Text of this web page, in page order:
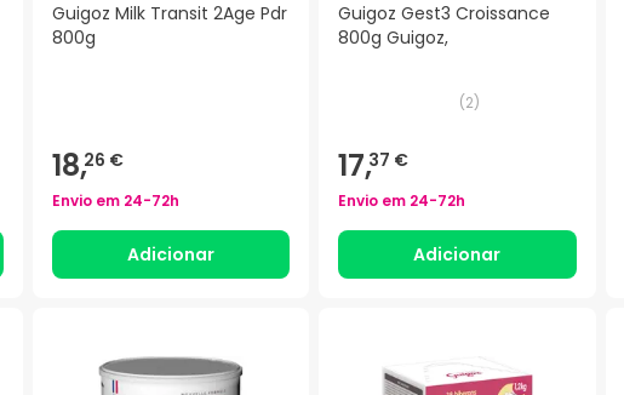
Guigoz Milk Transit 2Age Pdr
800g
18,26 €
Envio em 24-72h
Adicionar
Guigoz Gest3 Croissance
800g Guigoz,
(2)
17,37 €
Envio em 24-72h
Adicionar